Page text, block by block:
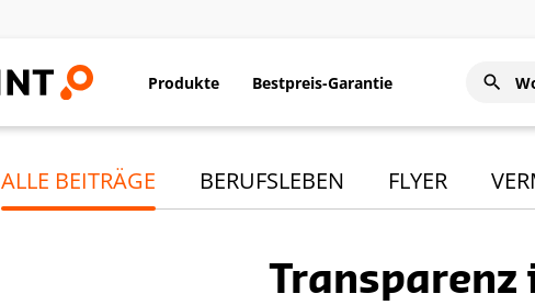
Produkte Bestpreis-Garantie
ALLE BEITRÄGE BERUFSLEBEN FLYER
Transparenz